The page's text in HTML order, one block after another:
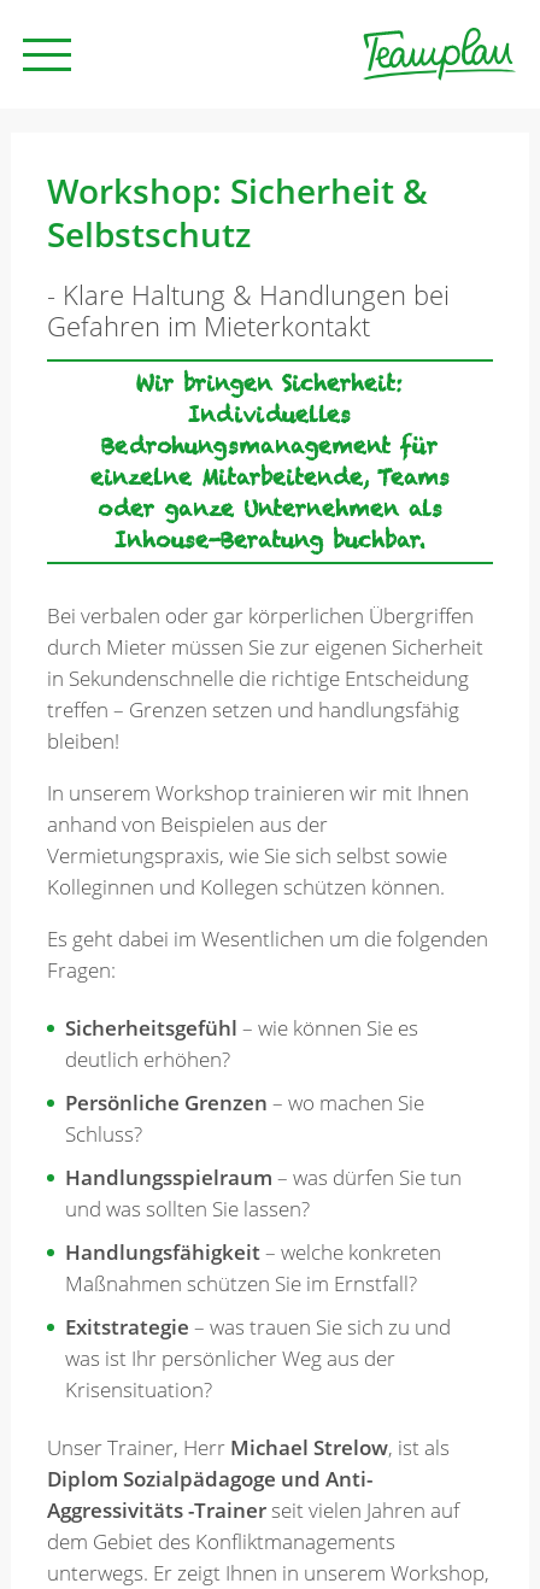
Beratung
Unternehmen
Newsletter
Workshop: Sicherheit &
Selbstschutz
- Klare Haltung & Handlungen bei
Gefahren im Mieterkontakt
Wir bringen Sicherheit:
Individuelles
Bedrohungsmanagement für
einzelne Mitarbeitende, Teams
oder ganze Unternehmen als
Inhouse-Beratung buchbar.
Bei verbalen oder gar körperlichen Übergriffen
durch Mieter müssen Sie zur eigenen Sicherheit
in Sekundenschnelle die richtige Entscheidung
treffen – Grenzen setzen und handlungsfähig
bleiben!
In unserem Workshop trainieren wir mit Ihnen
anhand von Beispielen aus der
Vermietungspraxis, wie Sie sich selbst sowie
Kolleginnen und Kollegen schützen können.
Es geht dabei im Wesentlichen um die folgenden
Fragen:
Sicherheitsgefühl – wie können Sie es
deutlich erhöhen?
Persönliche Grenzen – wo machen Sie
Schluss?
Handlungsspielraum – was dürfen Sie tun
und was sollten Sie lassen?
Handlungsfähigkeit– welche konkreten
Maßnahmen schützen Sie im Ernstfall?
Exitstrategie – was trauen Sie sich zu und
was ist Ihr persönlicher Weg aus der
Krisensituation?
Unser Trainer, Herr Michael Strelow, ist als
Diplom Sozialpädagoge und Anti-
Aggressivitäts -Trainerseit vielen Jahren auf
dem Gebiet des Konfliktmanagements
unterwegs. Er zeigt Ihnen in unserem Workshop,